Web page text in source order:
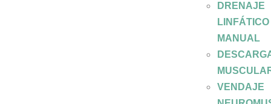
DRENAJE
LINFÁTICO
MANUAL
VENDAJE